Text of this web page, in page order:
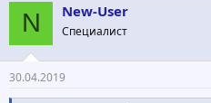
N New-User
Специалист
30.04.2019